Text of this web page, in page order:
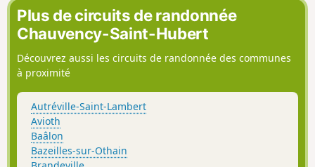
Plus de circuits de randonnée
Chauvency-Saint-Hubert
Découvrez aussi les circuits de randonnée des communes
à proximité
Autréville-Saint-Lambert
Avioth
Baâlon
Bazeilles-sur-Othain